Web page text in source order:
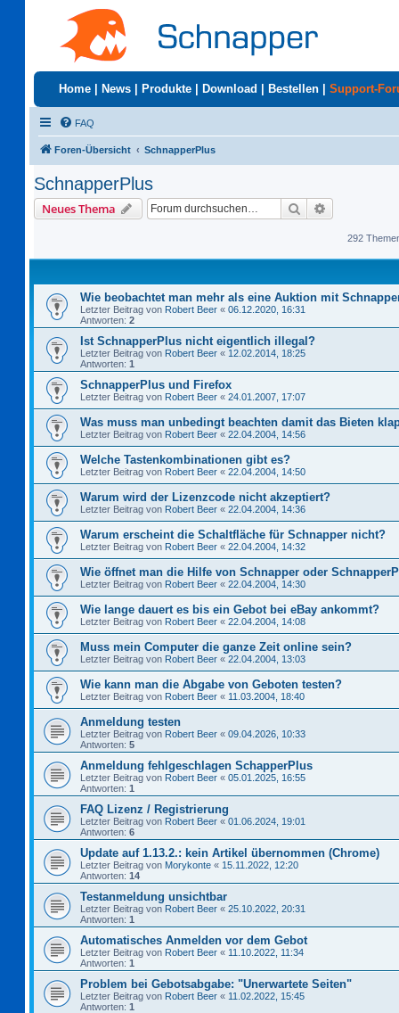
Home News Produkte Download Bestellen Support-
FAQ
Foren-Übersicht SchnapperPlus
SchnapperPlus
Neues Thema Suche
292
Wie beobachtet man mehr als eine Auktion mit
Letzter Beitrag von Robert Beer « 06.12.2020, 16:31
Antworten: 2
Ist SchnapperPlus nicht eigentlich illegal?
Letzter Beitrag von Robert Beer « 12.02.2014, 18:25
Antworten: 1
SchnapperPlus und Firefox
Letzter Beitrag von Robert Beer « 24.01.2007, 17:07
Was muss man unbedingt beachten damit das Bieten
Letzter Beitrag von Robert Beer « 22.04.2004, 14:56
Welche Tastenkombinationen gibt es?
Letzter Beitrag von Robert Beer « 22.04.2004, 14:50
Warum wird der Lizenzcode nicht akzeptiert?
Letzter Beitrag von Robert Beer « 22.04.2004, 14:36
Warum erscheint die Schaltfläche für Schnapper nicht?
Letzter Beitrag von Robert Beer « 22.04.2004, 14:32
Wie öffnet man die Hilfe von Schnapper oder
Letzter Beitrag von Robert Beer « 22.04.2004, 14:30
Wie lange dauert es bis ein Gebot bei eBay ankommt?
Letzter Beitrag von Robert Beer « 22.04.2004, 14:08
Muss mein Computer die ganze Zeit online sein?
Letzter Beitrag von Robert Beer « 22.04.2004, 13:03
Wie kann man die Abgabe von Geboten testen?
Letzter Beitrag von Robert Beer « 11.03.2004, 18:40
Anmeldung testen
Letzter Beitrag von Robert Beer « 09.04.2026, 10:33
Antworten: 5
Anmeldung fehlgeschlagen SchapperPlus
Letzter Beitrag von Robert Beer « 05.01.2025, 16:55
Antworten: 1
FAQ Lizenz / Registrierung
Letzter Beitrag von Robert Beer « 01.06.2024, 19:01
Antworten: 6
Update auf 1.13.2.: kein Artikel übernommen (Chrome)
Letzter Beitrag von Morykonte « 15.11.2022, 12:20
Antworten: 14
Testanmeldung unsichtbar
Letzter Beitrag von Robert Beer « 25.10.2022, 20:31
Antworten: 1
Automatisches Anmelden vor dem Gebot
Letzter Beitrag von Robert Beer « 11.10.2022, 11:34
Antworten: 1
Problem bei Gebotsabgabe: "Unerwartete Seiten"
Letzter Beitrag von Robert Beer « 11.02.2022, 15:45
Antworten: 1